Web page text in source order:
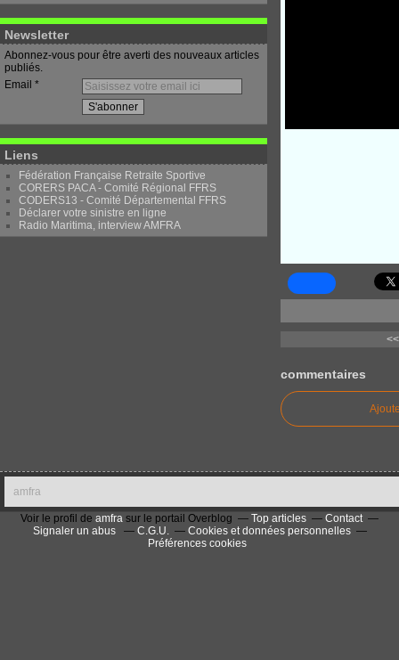
Newsletter
Abonnez-vous pour être averti des nouveaux articles
publiés.
Email
Liens
Fédération Française Retraite Sportive
CORERS PACA - Comité Régional FFRS
CODERS13 - Comité Départemental FFRS
Déclarer votre sinistre en ligne
Radio Maritima, interview AMFRA
commentaires
amfra
Voir le profil de amfra sur le portail Overblog Top articles
Contact
Signaler un abus
C.G.U.
Cookies et données personnelles
Préférences cookies